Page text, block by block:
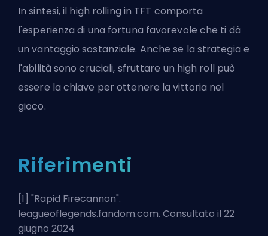
In sintesi, il high rolling in TFT comporta
l'esperienza di una fortuna favorevole che ti dà
un vantaggio sostanziale. Anche se la strategia e
l'abilità sono cruciali, sfruttare un high roll può
essere la chiave per ottenere la vittoria nel
gioco.
Riferimenti
[1] "Rapid Firecannon".
leagueoflegends.fandom.com. Consultato il 22
giugno 2024